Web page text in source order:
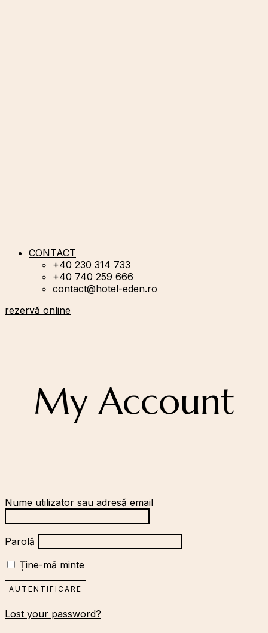
CONTACT
+40 230 314 733
+40 740 259 666
contact@hotel-eden.ro
rezervă online
My Account
Nume utilizator sau adresă email
Parolă
Ține-mă minte
Lost your password?